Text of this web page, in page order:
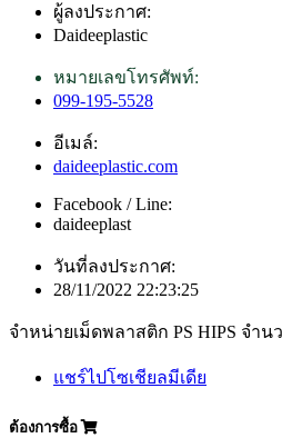
ผู้ลงประกาศ:
Daideeplastic
หมายเลขโทรศัพท์:
099-195-5528
อีเมล์:
daideeplastic.com
Facebook / Line:
daideeplast
วันที่ลงประกาศ:
28/11/2022 22:23:25
จำหน่ายเม็ดพลาสติก PS HIPS จำน
แชร์ไปโซเชียลมีเดีย
ต้องการซื้อ